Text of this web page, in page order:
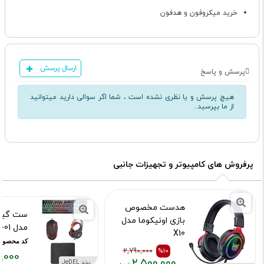
خرید میکروفون و هدفون
پرسش و پاسخ ارسال پرسش
هیچ پرسش و یا نظری نشده است ، شما اگر سوالی دارید میتوانید
از ما بپرسید..
پرفروش های کامپیوتر و تجهیزات جانبی
هدست مخصوص
بازی اونیکوما مدل
X10
کد محصول :10014413
%10
2,790,000
مدل CP-01
کد محصول